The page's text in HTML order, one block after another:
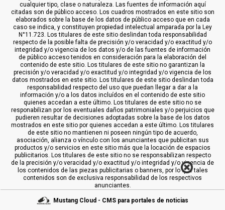
cualquier tipo, clase o naturaleza. Las fuentes de información aquí
citadas son de público acceso. Los cuadros mostrados en este sitio son
elaborados sobre la base de los datos de público acceso que en cada
caso se indica, y constituyen propiedad intelectual amparada por la Ley
N°11.723. Los titulares de este sitio deslindan toda responsabilidad
respecto de la posible falta de precisión y/o veracidad y/o exactitud y/o
integridad y/o vigencia de los datos y/o de las fuentes de información
de público acceso tenidos en consideración para la elaboración del
contenido de este sitio. Los titulares de este sitio no garantizan la
precisión y/o veracidad y/o exactitud y/o integridad y/o vigencia de los
datos mostrados en este sitio. Los titulares de este sitio deslindan toda
responsabilidad respecto del uso que puedan llegar a dar a la
información y/o a los datos incluídos en el contenido de este sitio
quienes accedan a este último. Los titulares de este sitio no se
responabilizan por los eventuales daños patrimoniales y/o perjuicios que
pudieren resultar de decisiones adoptadas sobre la base de los datos
mostrados en este sitio por quienes accedan a este último. Los titulares
de este sitio no mantienen ni poseen ningún tipo de acuerdo,
asociación, alianza o vínculo con los anunciantes que publicitan sus
productos y/o servicios en este sitio más que la locación de espacios
publicitarios. Los titulares de este sitio no se responsabilizan respecto
de la precisión y/o veracidad y/o exactitud y/o integridad y/o vigencia de
los contenidos de las piezas publicitarias o banners, por lo que tales
contenidos son de exclusiva responsabilidad de los respectivos
anunciantes.
Mustang Cloud - CMS para portales de noticias